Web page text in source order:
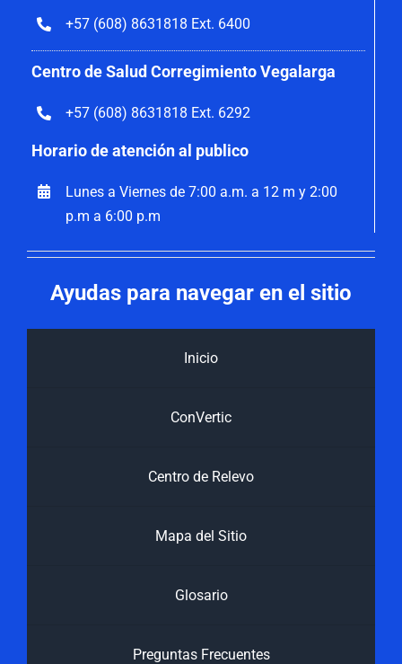
+57 (608) 8631818 Ext. 6400
Centro de Salud Corregimiento Vegalarga
+57 (608) 8631818 Ext. 6292
Horario de atención al publico
Lunes a Viernes de 7:00 a.m. a 12 m y 2:00
p.m a 6:00 p.m
Ayudas para navegar en el sitio
Inicio
ConVertic
Centro de Relevo
Mapa del Sitio
Glosario
Preguntas Frecuentes